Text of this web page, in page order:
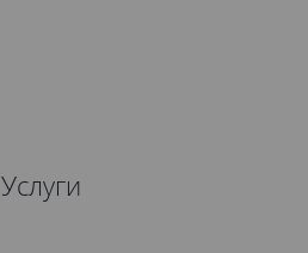
Услуги